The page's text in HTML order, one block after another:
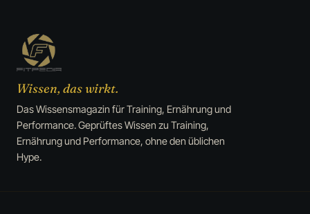
Wissen, das wirkt.
Das Wissensmagazin für Training, Ernährung und
Performance. Geprüftes Wissen zu Training,
Ernährung und Performance, ohne den üblichen
Hype.